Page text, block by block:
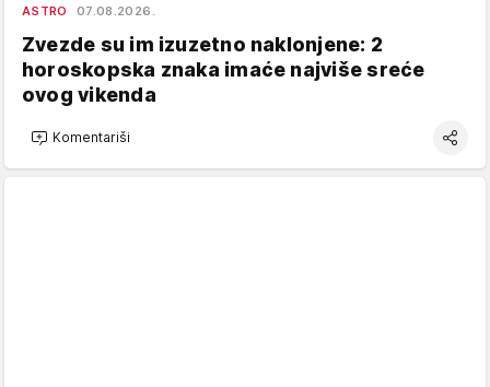
ASTRO 07.08.2026.
Zvezde su im izuzetno naklonjene: 2
horoskopska znaka imaće najviše sreće
ovog vikenda
Komentariši